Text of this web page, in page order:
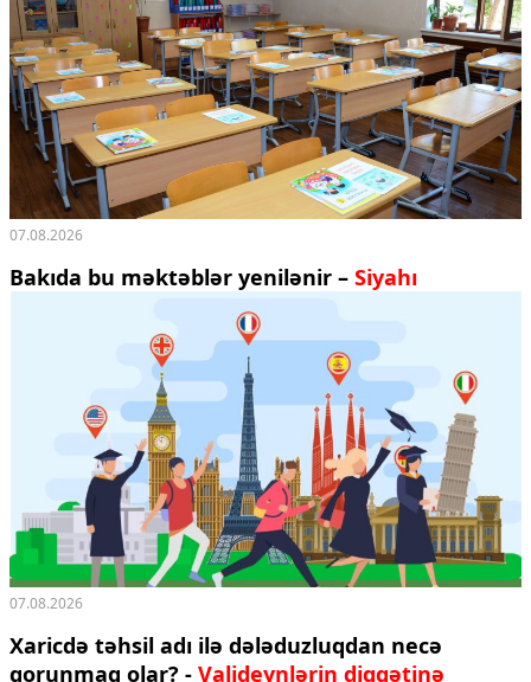
07.08.2026
Bakıda bu məktəblər yenilənir – Siyahı
07.08.2026
Xaricdə təhsil adı ilə dələduzluqdan necə
qorunmaq olar? - Valideynlərin diqqətinə